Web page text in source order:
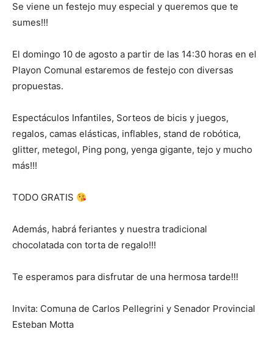
Se viene un festejo muy especial y queremos que te
sumes!!!
El domingo 10 de agosto a partir de las 14:30 horas en el
Playon Comunal estaremos de festejo con diversas
propuestas.
Espectáculos Infantiles, Sorteos de bicis y juegos,
regalos, camas elásticas, inflables, stand de robótica,
glitter, metegol, Ping pong, yenga gigante, tejo y mucho
más!!!
TODO GRATIS
Además, habrá feriantes y nuestra tradicional
chocolatada con torta de regalo!!!
Te esperamos para disfrutar de una hermosa tarde!!!
Invita: Comuna de Carlos Pellegrini y Senador Provincial
Esteban Motta